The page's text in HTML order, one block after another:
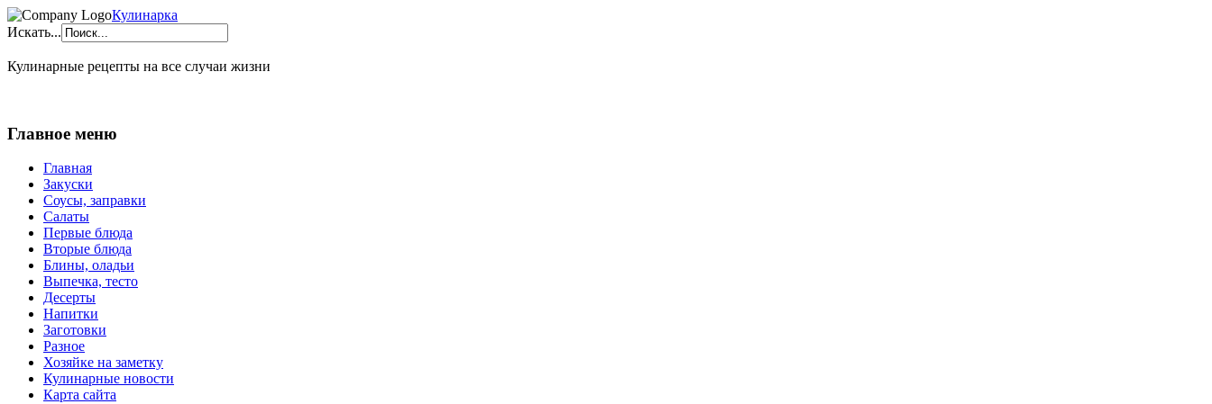
Кулинарка
Искать...
Кулинарные рецепты на все случаи жизни
Главное меню
Главная
Закуски
Соусы, заправки
Салаты
Первые блюда
Вторые блюда
Блины, оладьи
Выпечка, тесто
Десерты
Напитки
Заготовки
Разное
Хозяйке на заметку
Кулинарные новости
Карта сайта